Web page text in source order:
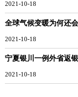
2021-10-18
全球气候变暖为何还
2021-10-18
宁夏银川一例外省返
2021-10-18